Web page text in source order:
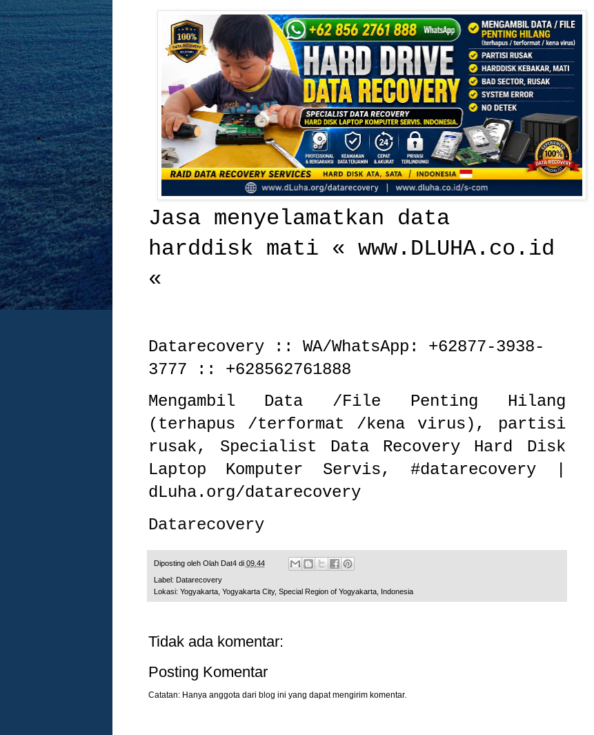
Jasa menyelamatkan data
harddisk mati « www.DLUHA.co.id
«
Datarecovery :: WA/WhatsApp: +62877-3938-
3777 :: +628562761888
Mengambil Data /File Penting Hilang
(terhapus /terformat /kena virus), partisi
rusak, Specialist Data Recovery Hard Disk
Laptop Komputer Servis, #datarecovery |
dLuha.org/datarecovery
Datarecovery
Diposting oleh Olah Dat4 di 09.44
Label: Datarecovery
Lokasi: Yogyakarta, Yogyakarta City, Special Region of Yogyakarta, Indonesia
Tidak ada komentar:
Posting Komentar
Catatan: Hanya anggota dari blog ini yang dapat mengirim komentar.